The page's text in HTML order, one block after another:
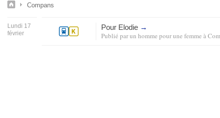
Compans
Lundi 17
février
Pour Elodie →
Publié parun homme pour une femme à